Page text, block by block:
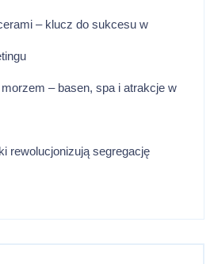
– klucz do sukcesu w
– basen, spa i atrakcje w
rewolucjonizują segregację